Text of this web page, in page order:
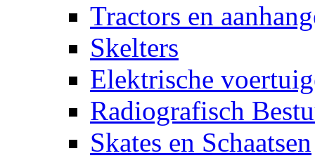
Tractors en
Skelters
Elektrische
Radiografisch
Skates en Schaatsen